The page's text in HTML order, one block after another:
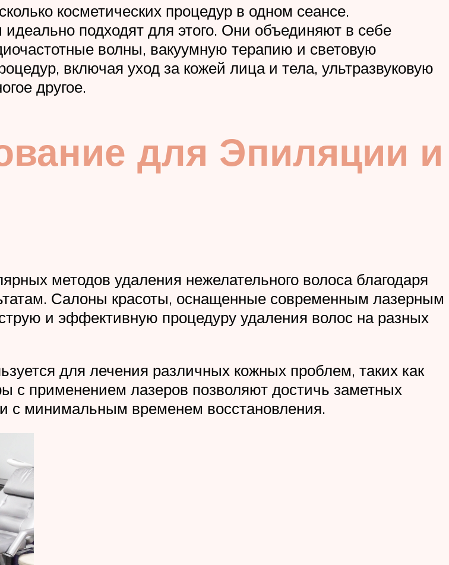
косметических процедур в одном сеансе.
подходят для этого. Они объединяют в себе
волны, вакуумную терапию и световую
включая уход за кожей лица и тела, ультразвуковую
другое.
для Эпиляции и
методов удаления нежелательного волоса благодаря
Салоны красоты, оснащенные современным лазерным
и эффективную процедуру удаления волос на разных
для лечения различных кожных проблем, таких как
применением лазеров позволяют достичь заметных
и с минимальным временем восстановления.